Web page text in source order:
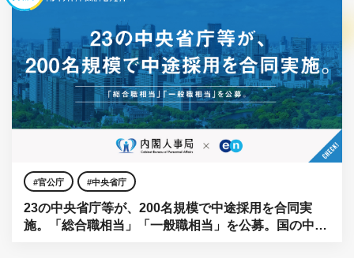
官公庁 中央省庁
23の中央省庁等が、200名規模で中途採用を合同実
施。「総合職相当」「一般職相当」を公募。国の中枢